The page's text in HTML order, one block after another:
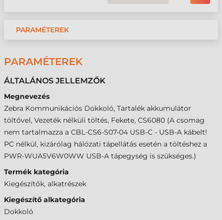
PARAMÉTEREK
PARAMÉTEREK
ÁLTALÁNOS JELLEMZŐK
Megnevezés
Zebra Kommunikációs Dokkoló, Tartalék akkumulátor
töltővel, Vezeték nélküli töltés, Fekete, CS6080 (A csomag
nem tartalmazza a CBL-CS6-S07-04 USB-C - USB-A kábelt!
PC nélkül, kizárólag hálózati tápellátás esetén a töltéshez a
PWR-WUA5V6W0WW USB-A tápegység is szükséges.)
Termék kategória
Kiegészítők, alkatrészek
Kiegészítő alkategória
Dokkoló